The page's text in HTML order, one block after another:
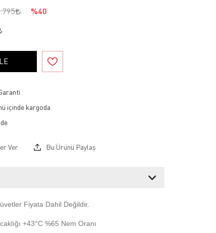
%40
içinde kargoda
Ver Bu Ürünü Paylaş
Fiyata Dahil Değildir.
+43°C %65 Nem Oranı